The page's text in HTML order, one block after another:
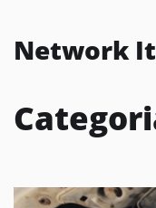
theNetwork